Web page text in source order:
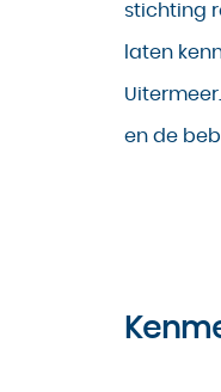
stichting
laten
en de